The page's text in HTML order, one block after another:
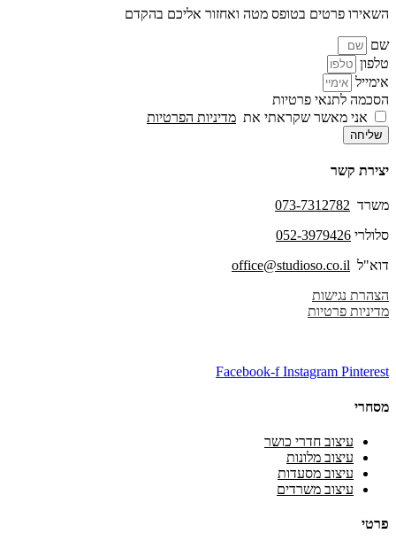
השאירו פרטים בטופס מטה ואחזור אליכם בהקדם
שם
טלפון
אימייל
הסכמה לתנאי פרטיות
אני מאשר שקראתי את מדיניות הפרטיות
שליחה
יצירת קשר
משרד 073-7312782
סלולרי 052-3979426
דוא"ל office@studioso.co.il
הצהרת נגישות
מדיניות פרטיות
Facebook-f Instagram Pinterest
מסחרי
עיצוב חדרי כושר
עיצוב מלונות
עיצוב מסעדות
עיצוב משרדים
פרטי